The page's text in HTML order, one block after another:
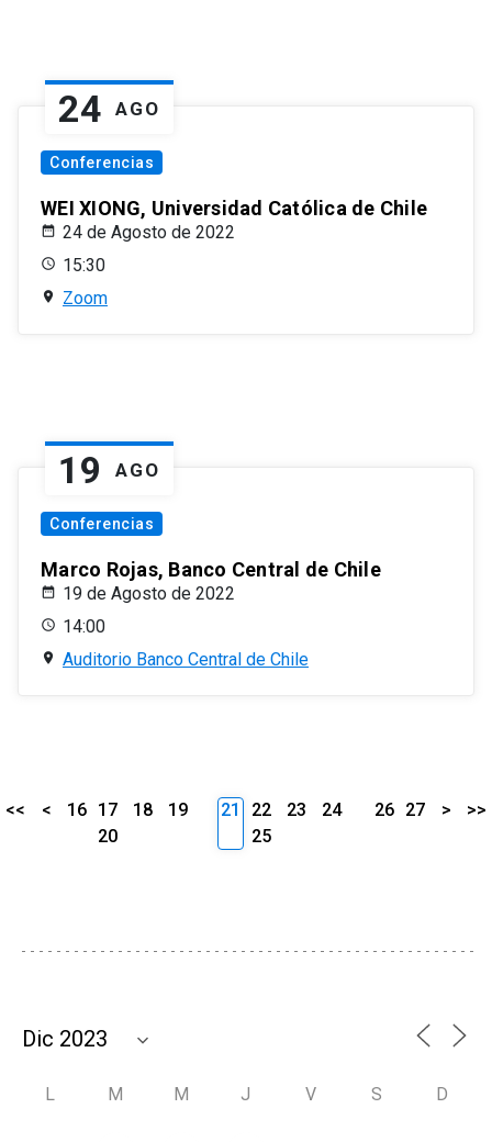
24 AGO
Conferencias
WEI XIONG, Universidad Católica de Chile
24 de Agosto de 2022
15:30
Zoom
19 AGO
Conferencias
Marco Rojas, Banco Central de Chile
19 de Agosto de 2022
14:00
Auditorio Banco Central de Chile
<< < 16 17 18
19
20
21 22 23
24
25
26 27 > >>
L M M J V S D